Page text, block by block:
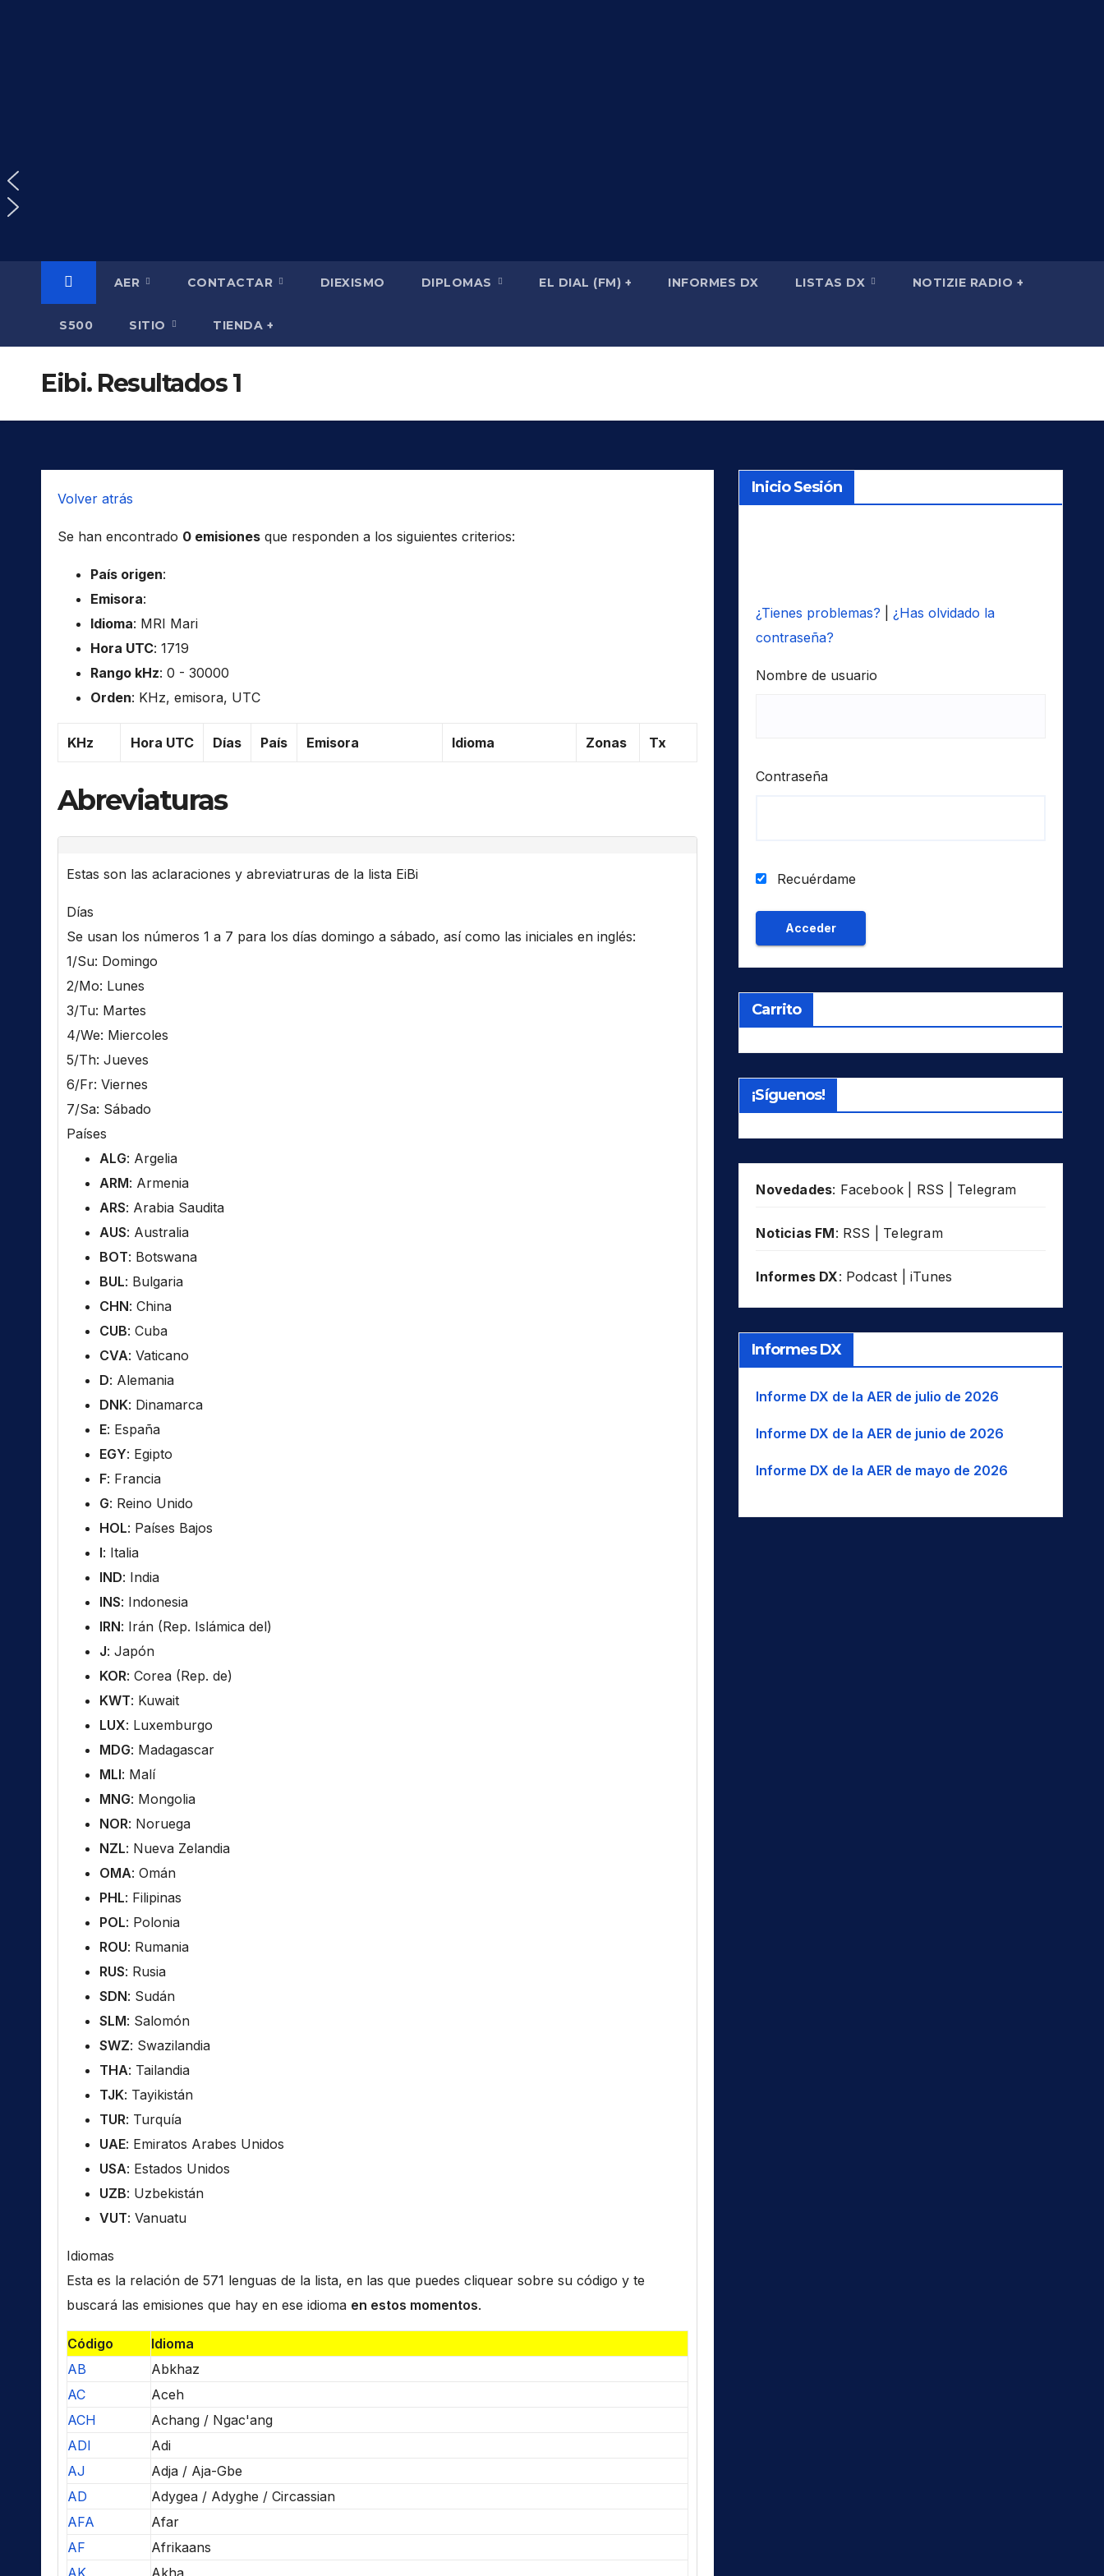
AER CONTACTAR DIEXISMO DIPLOMAS EL DIAL (FM) + INFORMES DX LISTAS DX NOTIZIE RADIO +
S500 SITIO TIENDA +
Eibi. Resultados 1
Volver atrás
Se han encontrado 0 emisiones que responden a los siguientes criterios:
País origen:
Emisora:
Idioma: MRI Mari
Hora UTC: 1719
Rango kHz: 0 - 30000
Orden: KHz, emisora, UTC
KHz Hora UTC Días País Emisora Idioma Zonas Tx
Abreviaturas
Estas son las aclaraciones y abreviatruras de la lista EiBi
Días
Se usan los números 1 a 7 para los días domingo a sábado, así como las iniciales en inglés:
1/Su: Domingo
2/Mo: Lunes
3/Tu: Martes
4/We: Miercoles
5/Th: Jueves
6/Fr: Viernes
7/Sa: Sábado
Países
ALG: Argelia
ARM: Armenia
ARS: Arabia Saudita
AUS: Australia
BOT: Botswana
BUL: Bulgaria
CHN: China
CUB: Cuba
CVA: Vaticano
D: Alemania
DNK: Dinamarca
E: España
EGY: Egipto
F: Francia
G: Reino Unido
HOL: Países Bajos
I: Italia
IND: India
INS: Indonesia
IRN: Irán (Rep. Islámica del)
J: Japón
KOR: Corea (Rep. de)
KWT: Kuwait
LUX: Luxemburgo
MDG: Madagascar
MLI: Malí
MNG: Mongolia
NOR: Noruega
NZL: Nueva Zelandia
OMA: Omán
PHL: Filipinas
POL: Polonia
ROU: Rumania
RUS: Rusia
SDN: Sudán
SLM: Salomón
SWZ: Swazilandia
THA: Tailandia
TJK: Tayikistán
TUR: Turquía
UAE: Emiratos Arabes Unidos
USA: Estados Unidos
UZB: Uzbekistán
VUT: Vanuatu
Idiomas
Esta es la relación de 571 lenguas de la lista, en las que puedes cliquear sobre su código y te
buscará las emisiones que hay en ese idioma en estos momentos.
Código
Idioma
AB
Abkhaz
AC
Aceh
ACH
Achang / Ngac'ang
ADI
Adi
AJ
Adja / Aja-Gbe
AD
Adygea / Adyghe / Circassian
AFA
Afar
AF
Afrikaans
Inicio Sesión
¿Tienes problemas?
¿Has olvidado la
contraseña?
Nombre de usuario
Contraseña
Recuérdame
Carrito
¡Síguenos!
Novedades: Facebook RSS Telegram
Noticias FM: RSS Telegram
Informes DX: Podcast iTunes
Informes DX
Informe DX de la AER de julio de 2026
Informe DX de la AER de junio de 2026
Informe DX de la AER de mayo de 2026